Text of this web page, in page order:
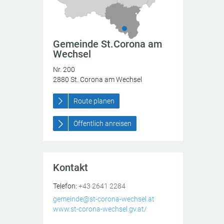
Gemeinde St.Corona am
Wechsel
Nr. 200
2880 St. Corona am Wechsel
Route planen
Öffentlich anreisen
Kontakt
Gemeinde St.Corona am Wechsel
Nr. 200
2880 St. Corona am Wechsel
AT
Telefon: +43 2641 2284
gemeinde@st-corona-wechsel.at
www.st-corona-wechsel.gv.at/